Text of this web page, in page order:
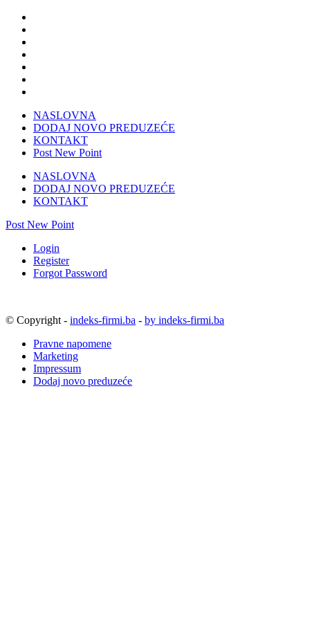
NASLOVNA
DODAJ NOVO PREDUZEĆE
KONTAKT
Post New Point
NASLOVNA
DODAJ NOVO PREDUZEĆE
KONTAKT
Post New Point
Login
Register
Forgot Password
© Copyright - indeks-firmi.ba - by indeks-firmi.ba
Pravne napomene
Marketing
Impressum
Dodaj novo preduzeće